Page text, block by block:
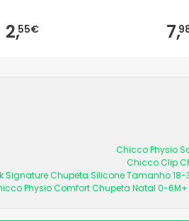
2,55€ 7,
Chicco Physio
Chicco Clip
Signature Chupeta Silicone Tamanho
Physio Comfort Chupeta Natal 0-6M+